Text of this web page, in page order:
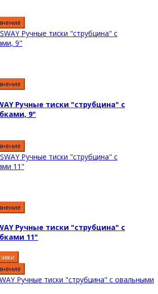
Ручные тиски "струбцина" с
9"
Ручные тиски "струбцина" с
11"